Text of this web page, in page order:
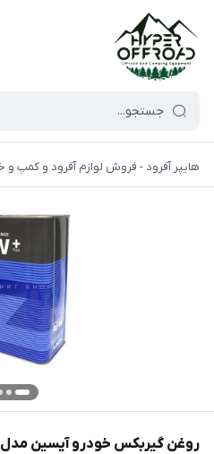
هایپر آفرود - فروش لوازم آفرود و کمپ و
روغن گیربکس خودرو آیسین مدل AFW-PLUS ظرفیت 4 لیتر